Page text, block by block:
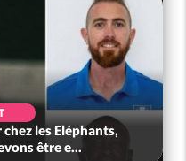
les Eléphants,
être e...